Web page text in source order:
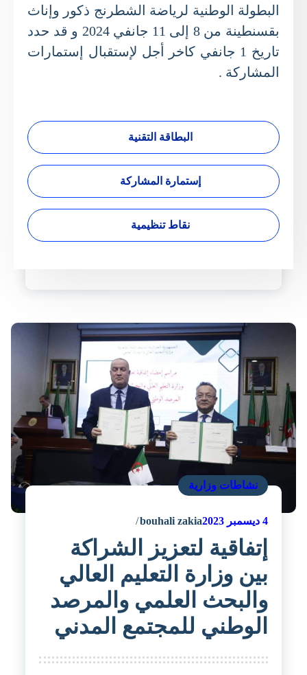
البطولة الوطنية لرياضة الشطرنج ذكور وإناث
بقسنطينة من 8 إلى 11 جانفي 2024 و قد حدد
تاريخ 1 جانفي كاخر أجل لإستقبال إستمارات
المشاركة .
البطاقة التقنية
إستمارة المشاركة
نقاط تنظيمية
نشاطات وزارية
ديسمبر 2023 bouhali zakia
إتفاقية لتعزيز الشراكة
بين وزارة التعليم العالي
والبحث العلمي والمرصد
الوطني للمجتمع المدني